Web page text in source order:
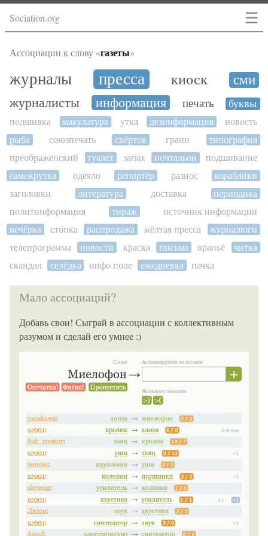
☰
Sociation.org
Ассоциации к слову «газеты»
журналы пресса киоск сми
журналисты информация печать буквы
подшивка макулатура утка дезинформация
новость
рыба
союзпечать свёрток грани
типография
преображенский
туалет запах почтальон
подшивание
самокрутка
одеяло репортёр разнос
кораблики
заголовки
литература доставка
периодика
политинформация
тираж
источник информации
вечёрка
стопка распродажа жёлтая пресса
журналюги
телепрограмма
новости краска письма враньё
читка
скандал
селёдка инфо поле ежедневка пачка
Мало ассоциаций?
Добавь свои! Сыграй в ассоциации с коллективным
разумом и сделай его умнее :)